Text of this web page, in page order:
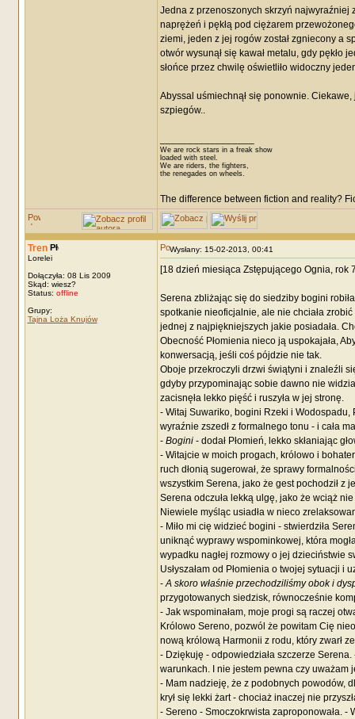
Jedna z przenoszonych skrzyń najwyraźniej
naprężeń i pękłą pod ciężarem
ziemi, jeden z jej rogów został zgniecony a
otwór wysunął się kawał metalu, gdy pękło
słońce przez chwilę oświetliło widoczny
Abyssal uśmiechnął się ponownie.
szpiegów..
We are rock stars in a freak show
loaded with steel.
We are riders, the fighters,
the renegades on wheels.
The difference between fiction and reality?
Tren
Lorelei
Dołączyła: 08 Lis 2009
Skąd: wiesz?
Status: offline
Grupy:
Tajna Loża Knujów
Wysłany: 15-02-2013, 00:41
[18 dzień miesiąca Zstępującego Ognia, rok
Serena zbliżając się do siedziby bogini
spotkanie nieoficjalnie, ale nie chciała
jednej z najpiękniejszych jakie posiadała.
Obecność Płomienia nieco ją uspokajała,
konwersacją, jeśli coś pójdzie nie tak.
Oboje przekroczyli drzwi świątyni i znaleźli
gdyby przypominając sobie dawno nie
zacisnęła lekko pięść i ruszyła w jej stronę.
- Witaj Suwariko, bogini Rzeki i Wodospadu,
wyraźnie zszedł z formalnego tonu - i cała
- Bogini- dodał Płomień, lekko skłaniając
- Witajcie w moich progach, królowo i
ruch dłonią sugerował, że sprawy
wszystkim Serena, jako że gest pochodził z
Serena odczuła lekką ulgę, jako że wciąż
Niewiele myśląc usiadła w nieco
- Miło mi cię widzieć bogini - stwierdziła
uniknąć wyprawy wspominkowej, która
wypadku nagłej rozmowy o jej dzieciństwie
Usłyszałam od Płomienia o twojej sytuacji i
-A skoro właśnie przechodziliśmy obok i
przygotowanych siedzisk, równocześnie
- Jak wspominałam, moje progi są raczej
Królowo Sereno, pozwól że powitam Cię
nową królową Harmonii z rodu, który zwarł
- Dziękuję - odpowiedziała szczerze
warunkach. I nie jestem pewna czy uważam
- Mam nadzieję, że z podobnych powodów,
krył się lekki żart - chociaż inaczej nie
- Sereno - Smoczokrwista zaproponowała. -